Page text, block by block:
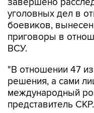
уголовных дел в
боевиков,
приговоры в
ВСУ.
"В отношении 47
решения, а сами
международный
представитель СКР.